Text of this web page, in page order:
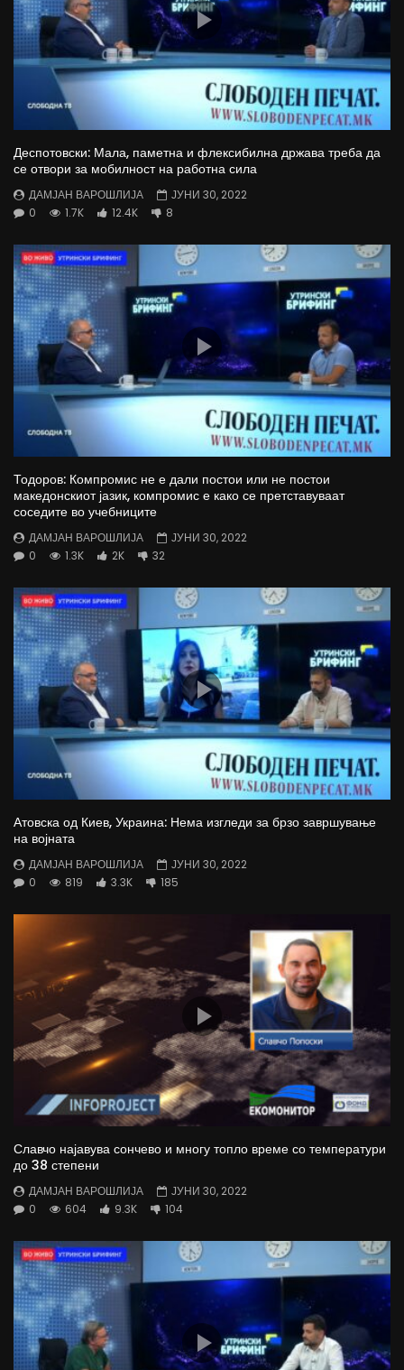
Деспотовски: Мала, паметна и флексибилна држава треба да
се отвори за мобилност на работна сила
ДАМЈАН ВАРОШЛИЈА
ЈУНИ 30, 2022
0
1.7K 12.4K 8
Тодоров: Компромис не е дали постои или не постои
македонскиот јазик, компромис е како се претставуваат
соседите во учебниците
ДАМЈАН ВАРОШЛИЈА
ЈУНИ 30, 2022
0
1.3K 2K 32
Атовска од Киев, Украина: Нема изгледи за брзо завршување
на војната
ДАМЈАН ВАРОШЛИЈА
ЈУНИ 30, 2022
0
819 3.3K 185
Славчо најавува сончево и многу топло време со температури
до 38 степени
ДАМЈАН ВАРОШЛИЈА
ЈУНИ 30, 2022
0
604 9.3K 104